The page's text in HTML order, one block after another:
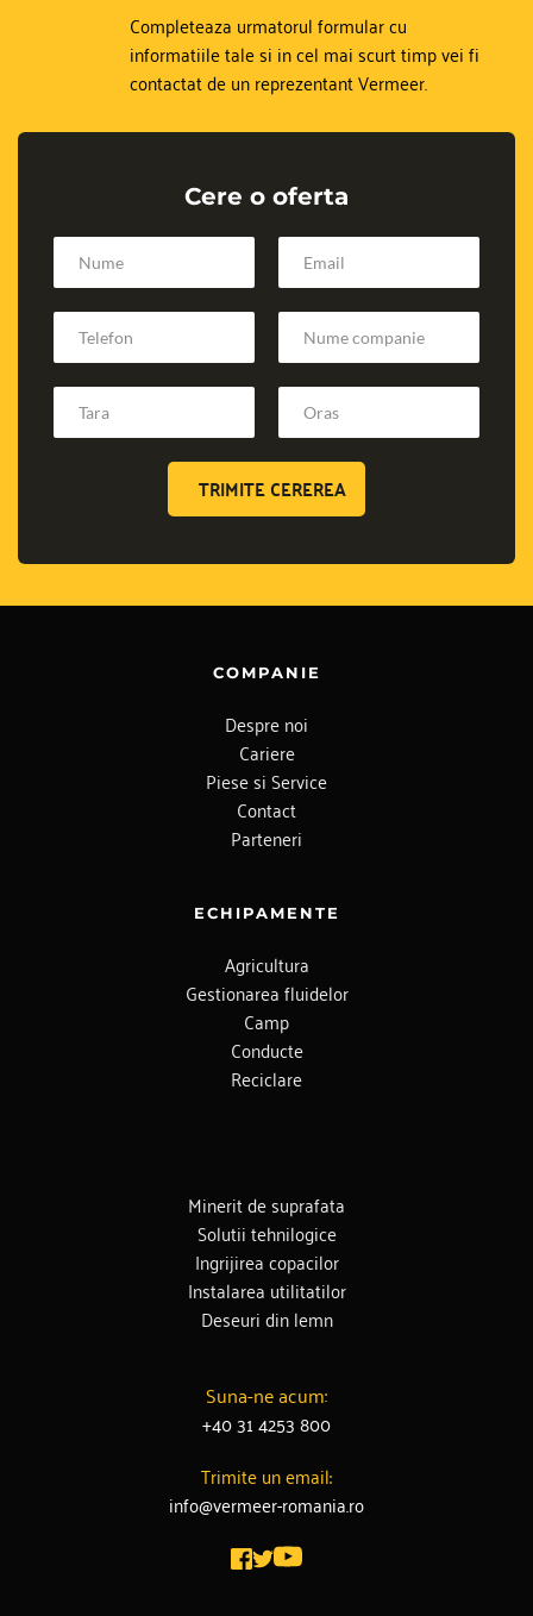
Completeaza urmatorul formular cu
informatiile tale si in cel mai scurt timp vei fi
contactat de un reprezentant Vermeer.
Cere o oferta
TRIMITE CEREREA
COMPANIE
Despre noi
Cariere
Piese si Service
Contact
Parteneri
ECHIPAMENTE
Agricultura
Gestionarea fluidelor
Camp
Conducte
Reciclare
Minerit de suprafata
Solutii tehnilogice
Ingrijirea copacilor
Instalarea utilitatilor
Deseuri din lemn
Suna-ne acum:
+40 31 4253 800
Trimite un email:
info@vermeer-romania.ro